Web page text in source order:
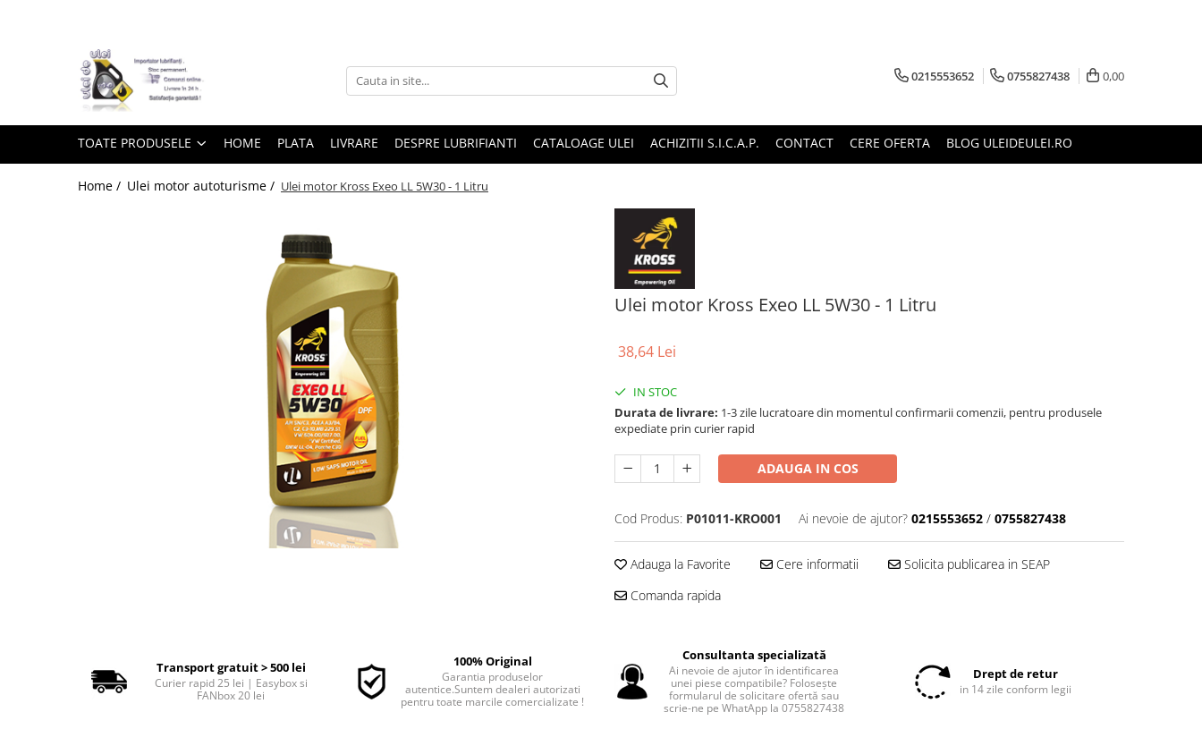
Toate Produsele
► Detailing si cosmetica
Intretinere moto
Intretinere barci
0215553652 0755827438 0,00
TOATE PRODUSELE HOME PLATA LIVRARE DESPRE LUBRIFIANTI CATALOAGE ULEI ACHIZITII S.I.C.A.P. CONTACT CERE OFERTA BLOG ULEIDEULEI.RO
Home / Ulei motor autoturisme / Ulei motor Kross Exeo LL 5W30 - 1 Litru
Ulei motor Kross Exeo LL 5W30 - 1 Litru
38,64 Lei
IN STOC
Durata de livrare: 1-3 zile lucratoare din momentul confirmarii comenzii, pentru produsele
expediate prin curier rapid
ADAUGA IN COS
Cod Produs: P01011-KRO001 Ai nevoie de ajutor? 0215553652 / 0755827438
Adauga la Favorite Cere informatii
Solicita publicarea in SEAP
Comanda rapida
Transport gratuit > 500 lei
Curier rapid 25 lei | Easybox si
FANbox 20 lei
100% Original
Garantia produselor
autentice.Suntem dealeri autorizati
pentru toate marcile comercializate !
Consultanta specializată
Ai nevoie de ajutor în identificarea
unei piese compatibile? Folosește
formularul de solicitare ofertă sau
scrie-ne pe WhatApp la 0755827438
Drept de retur
in 14 zile conform legii